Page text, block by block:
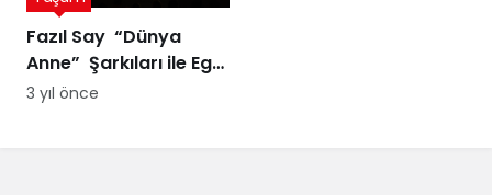
Fazıl Say “Dünya
Anne” Şarkıları ile Ege
Turnesi’nde
3 yıl önce